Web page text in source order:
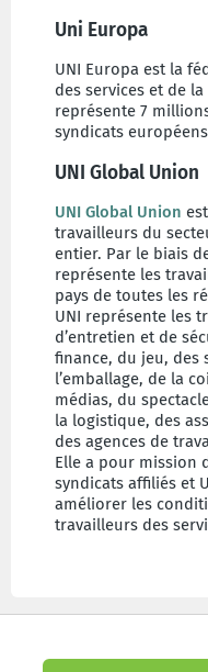
Uni Europa
UNI Europa est la
des services et de
représente 7
syndicats
UNI Global Union
UNI Global Union
travailleurs du
entier. Par le biais
représente les
pays de toutes les
UNI représente les
d’entretien et de
finance, du jeu, des
l’emballage, de la
médias, du
la logistique, des
des agences de
Elle a pour mission
syndicats affiliés et
améliorer les
travailleurs des